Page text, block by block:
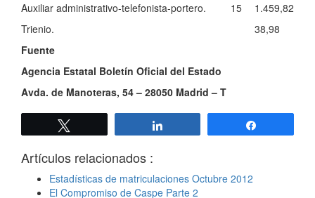
Auxiliar administrativo-telefonista-portero.
15
1.459,82
Trienio.
38,98
Fuente
Agencia Estatal Boletín Oficial del Estado
Avda. de Manoteras, 54 – 28050 Madrid – T
Artículos relacionados :
Estadísticas de matriculaciones Octubre 2012
El Compromiso de Caspe Parte 2